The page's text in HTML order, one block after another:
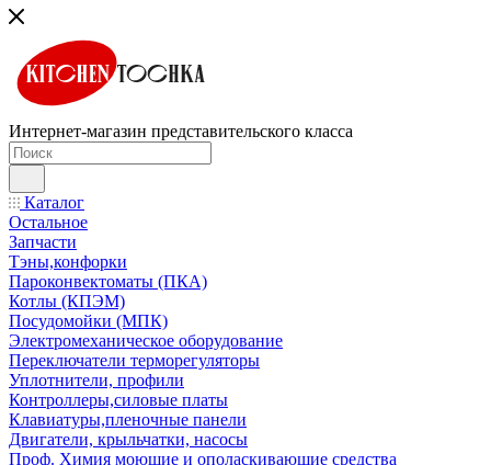
Интернет-магазин представительского класса
Каталог
Остальное
Запчасти
Тэны,конфорки
Пароконвектоматы (ПКА)
Котлы (КПЭМ)
Посудомойки (МПК)
Электромеханическое оборудование
Переключатели терморегуляторы
Уплотнители, профили
Контроллеры,силовые платы
Клавиатуры,пленочные панели
Двигатели, крыльчатки, насосы
Проф. Химия моющие и ополаскивающие средства